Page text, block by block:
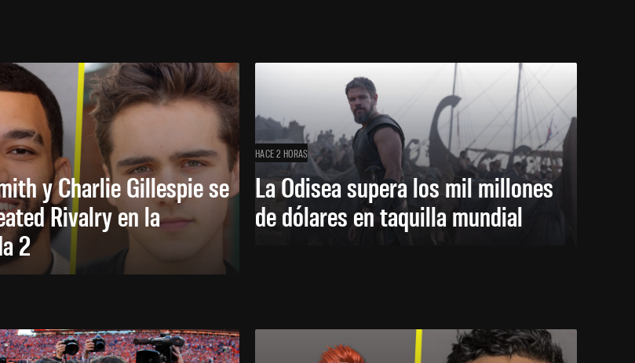
y Charlie Gillespie se
Rivalry en la
2
HACE 2 HORAS
La Odisea supera los mil millones
de dólares en taquilla mundial